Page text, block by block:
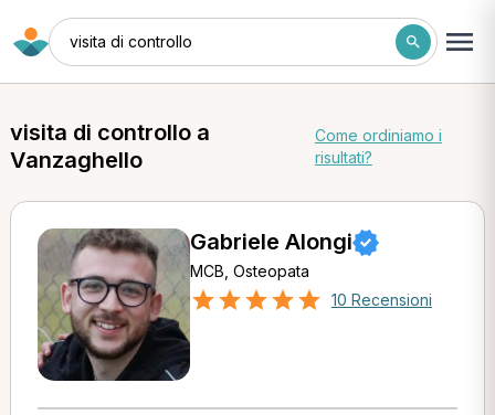
visita di controllo
visita di controllo a
Vanzaghello
Come ordiniamo i
risultati?
Gabriele Alongi
MCB, Osteopata
10 Recensioni